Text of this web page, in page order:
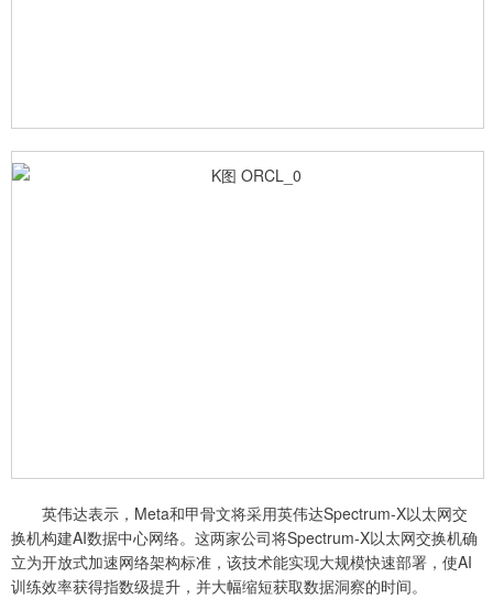
英伟达表示，Meta和甲骨文将采用英伟达Spectrum-X以太网交
换机构建AI数据中心网络。这两家公司将Spectrum-X以太网交换机确
立为开放式加速网络架构标准，该技术能实现大规模快速部署，使AI
训练效率获得指数级提升，并大幅缩短获取数据洞察的时间。